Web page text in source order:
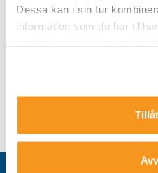
Dessa kan i sin tur
information som du har
bokning@storklinten.se